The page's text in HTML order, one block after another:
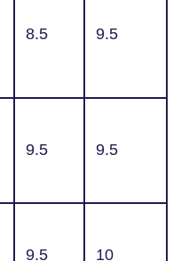
8.5 9.5
9.5 9.5
9.5 10